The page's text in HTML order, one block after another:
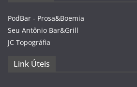
PodBar - Prosa&Boemia
Seu Antônio Bar&Grill
JC Topográfia
Link Úteis